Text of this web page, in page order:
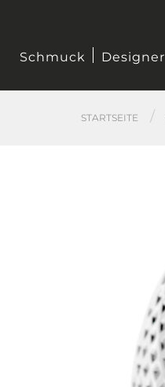
Schmuck Designer
STARTSEITE